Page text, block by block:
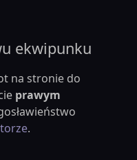
ekwipunku
na stronie do
prawym
.